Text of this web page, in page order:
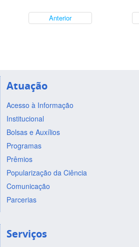
Anterior
Atuação
Acesso à Informação
Institucional
Bolsas e Auxílios
Programas
Prêmios
Popularização da Ciência
Comunicação
Parcerias
Serviços